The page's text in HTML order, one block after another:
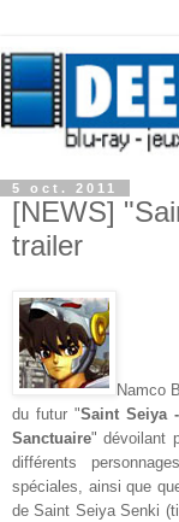
5 oct. 2011
[NEWS]
trailer
Namco
du futur "Saint Seiya
Sanctuaire" dévoilant
différents
spéciales, ainsi que
de Saint Seiya Senki